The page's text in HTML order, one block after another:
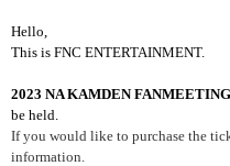
Hello,
This is FNC ENTERTAINMENT.
2023 NA KAMDEN
be held.
If you would like to purchase the
information.